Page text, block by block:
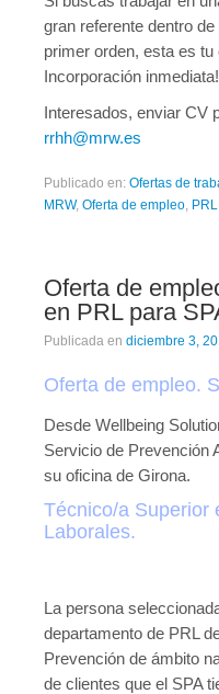
gran referente dentro
primer orden, esta es
Incorporación inmediata!
Interesados, enviar CV
rrhh@mrw.es
Publicado en: Ofertas de
MRW, Oferta de empleo PRL
Oferta de
en PRL para
Publicada en diciembre 3,
Oferta de empleo.
Desde Wellbeing
Servicio de Prevención
su oficina de Girona.
Técnico/a Superior
Laborales.
La persona
departamento de PRL
Prevención de ámbito
de clientes que el SPA